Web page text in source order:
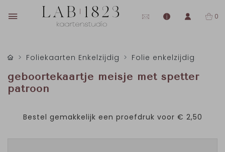
0
Foliekaarten Enkelzijdig Folie enkelzijdig
geboortekaartje meisje met spetter
patroon
Bestel gemakkelijk een proefdruk voor € 2,50